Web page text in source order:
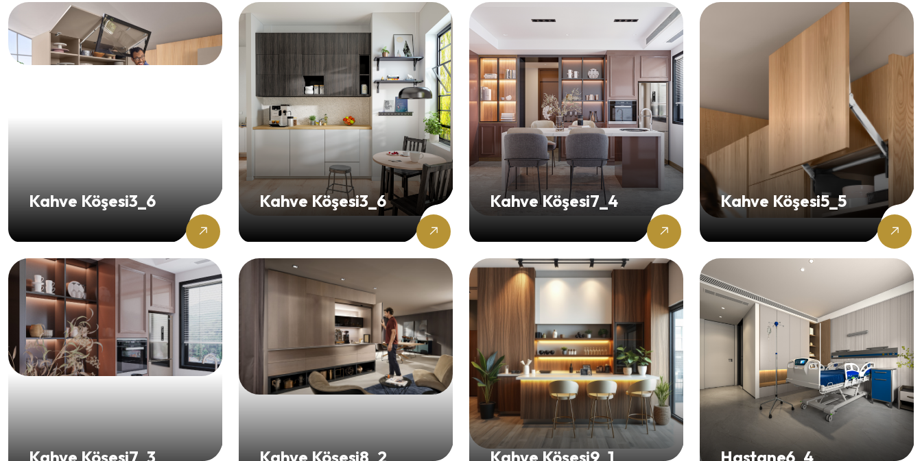
Kahve Köşesi3_6 Kahve Köşesi3_6 Kahve Köşesi7_4 Kahve Köşesi5_5
Kahve Köşesi7_3 Kahve Köşesi8_2 Kahve Köşesi9_1 Hastane6_4